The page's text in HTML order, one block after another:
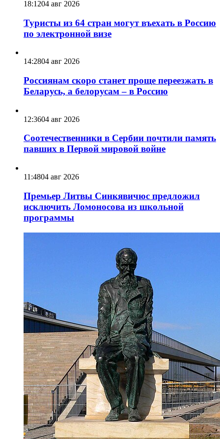
18:1204 авг 2026
Туристы из 64 стран могут въехать в Россию
по электронной визе
14:2804 авг 2026
Россиянам скоро станет проще переезжать в
Беларусь, а белорусам – в Россию
12:3604 авг 2026
Соотечественники в Сербии почтили память
павших в Первой мировой войне
11:4804 авг 2026
Премьер Литвы Синкявичюс предложил
исключить Ломоносова из школьной
программы